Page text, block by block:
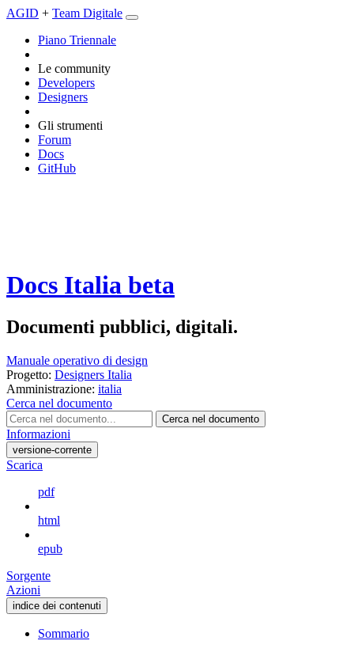
AGID + Team Digitale
Piano Triennale
Le community
Developers
Designers
Gli strumenti
Forum
Docs
GitHub
Docs Italia beta
Documenti pubblici, digitali.
Manuale operativo di design
Progetto: Designers Italia
Amministrazione: italia
Cerca nel documento
Cerca nel documento
Informazioni
versione-corrente
Scarica
pdf
html
epub
Sorgente
Azioni
indice dei contenuti
Sommario